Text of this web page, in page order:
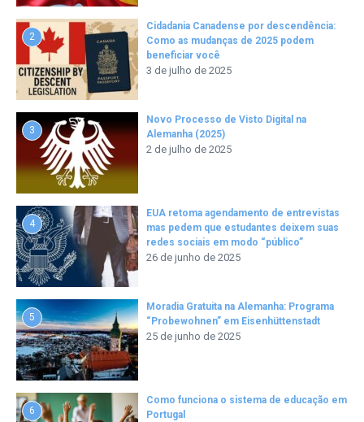
2
Cidadania Canadense por descendência:
Como as mudanças de 2025 podem
beneficiar você
3 de julho de 2025
3
Novo Processo de Visto Digital na
Alemanha (2025)
2 de julho de 2025
4
EUA retoma agendamento de entrevistas
mas pedem que estudantes deixem suas
redes sociais em modo “público”
26 de junho de 2025
5
Moradia Gratuita na Alemanha: Programa
“Probewohnen” em Eisenhüttenstadt
25 de junho de 2025
6
Como funciona o sistema de educação em
Portugal